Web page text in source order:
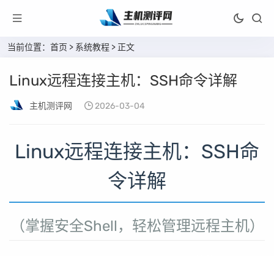
当前位置： 首页 > 系统教程 > 正文
Linux远程连接主机：SSH命令详解
主机测评网 2026-03-04
Linux远程连接主机：SSH命
令详解
（掌握安全Shell，轻松管理远程主机）